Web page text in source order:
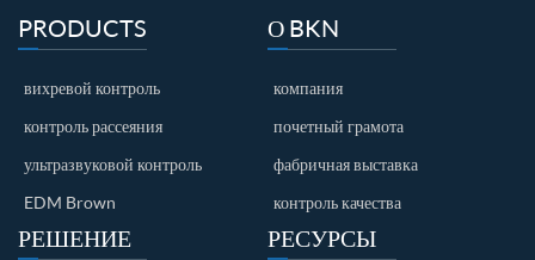
PRODUCTS
вихревой контроль
контроль рассеяния
ультразвуковой контроль
EDM Brown
О BKN
компания
почетный грамота
фабричная выставка
контроль качества
РЕШЕНИЕ РЕСУРСЫ